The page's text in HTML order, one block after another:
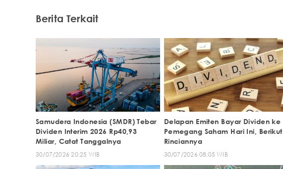
Berita Terkait
Samudera Indonesia (SMDR) Tebar
Dividen Interim 2026 Rp40,93
Miliar, Catat Tanggalnya
30/07/2026 20:25 WIB
Delapan Emiten Bayar Dividen ke
Pemegang Saham Hari Ini, Berikut
Rinciannya
30/07/2026 08:05 WIB